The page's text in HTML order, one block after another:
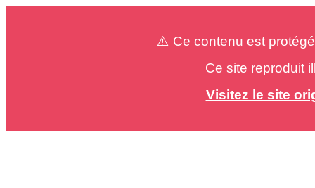
⚠️ Ce contenu est
Ce site reproduit
Visitez le site